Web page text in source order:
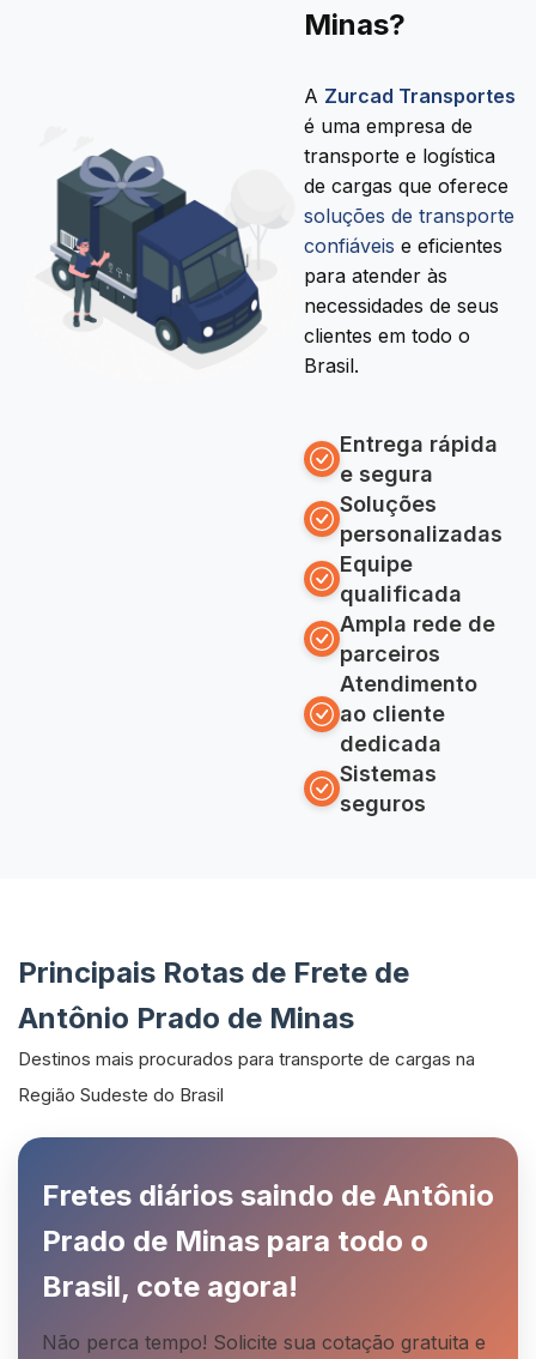
Minas?
A Zurcad Transportes
é uma empresa de
transporte e logística
de cargas que oferece
soluções de transporte
confiáveis e eficientes
para atender às
necessidades de seus
clientes em todo o
Brasil.
Entrega rápida
e segura
Soluções
personalizadas
Equipe
qualificada
Ampla rede de
parceiros
Atendimento
ao cliente
dedicada
Sistemas
seguros
Principais Rotas de Frete de
Antônio Prado de Minas
Destinos mais procurados para transporte de cargas na
Região Sudeste do Brasil
Fretes diários saindo de Antônio
Prado de Minas para todo o
Brasil, cote agora!
Não perca tempo! Solicite sua cotação gratuita e